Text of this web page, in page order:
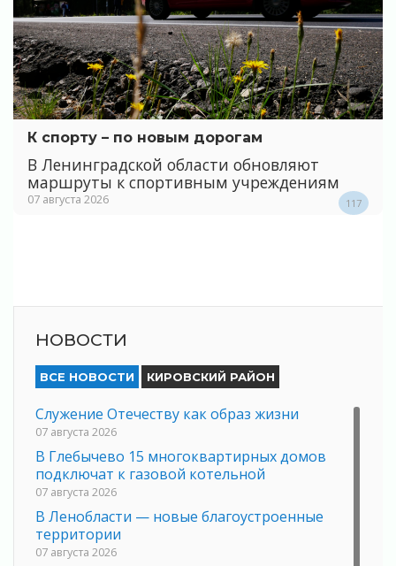
К спорту – по новым дорогам
В Ленинградской области обновляют
маршруты к спортивным учреждениям
07 августа 2026 117
НОВОСТИ
ВСЕ НОВОСТИ КИРОВСКИЙ РАЙОН
Служение Отечеству как образ жизни
07 августа 2026
В Глебычево 15 многоквартирных домов
подключат к газовой котельной
07 августа 2026
В Ленобласти — новые благоустроенные
территории
07 августа 2026